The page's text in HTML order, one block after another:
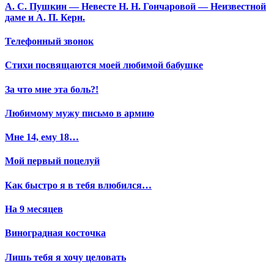
А. С. Пушкин — Невесте Н. Н. Гончаровой — Неизвестной
даме и А. П. Керн.
Телефонный звонок
Стихи посвящаются моей любимой бабушке
За что мне эта боль?!
Любимому мужу письмо в армию
Мне 14, ему 18…
Мой первый поцелуй
Как быстро я в тебя влюбился…
На 9 месяцев
Виноградная косточка
Лишь тебя я хочу целовать